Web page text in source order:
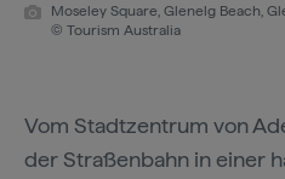
Moseley Square, Glenelg Beach,
© Tourism Australia
Vom Stadtzentrum von
der Straßenbahn in einer